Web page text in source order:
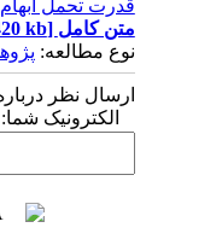
قدرت تحمل ابهام،
متن کامل[PDF 420 kb]
نوع مطالعه:
ارسال نظر
الکترونیک شما: